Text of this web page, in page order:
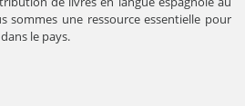
sommes une ressource essentielle pour
le pays.